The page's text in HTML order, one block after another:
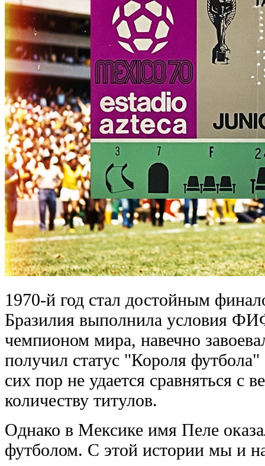
1970-й год стал достойным
Бразилия выполнила условия
чемпионом мира, навечно
получил статус "Короля
сих пор не удается сравняться с
количеству титулов.
Однако в Мексике имя Пеле
футболом. С этой истории мы и